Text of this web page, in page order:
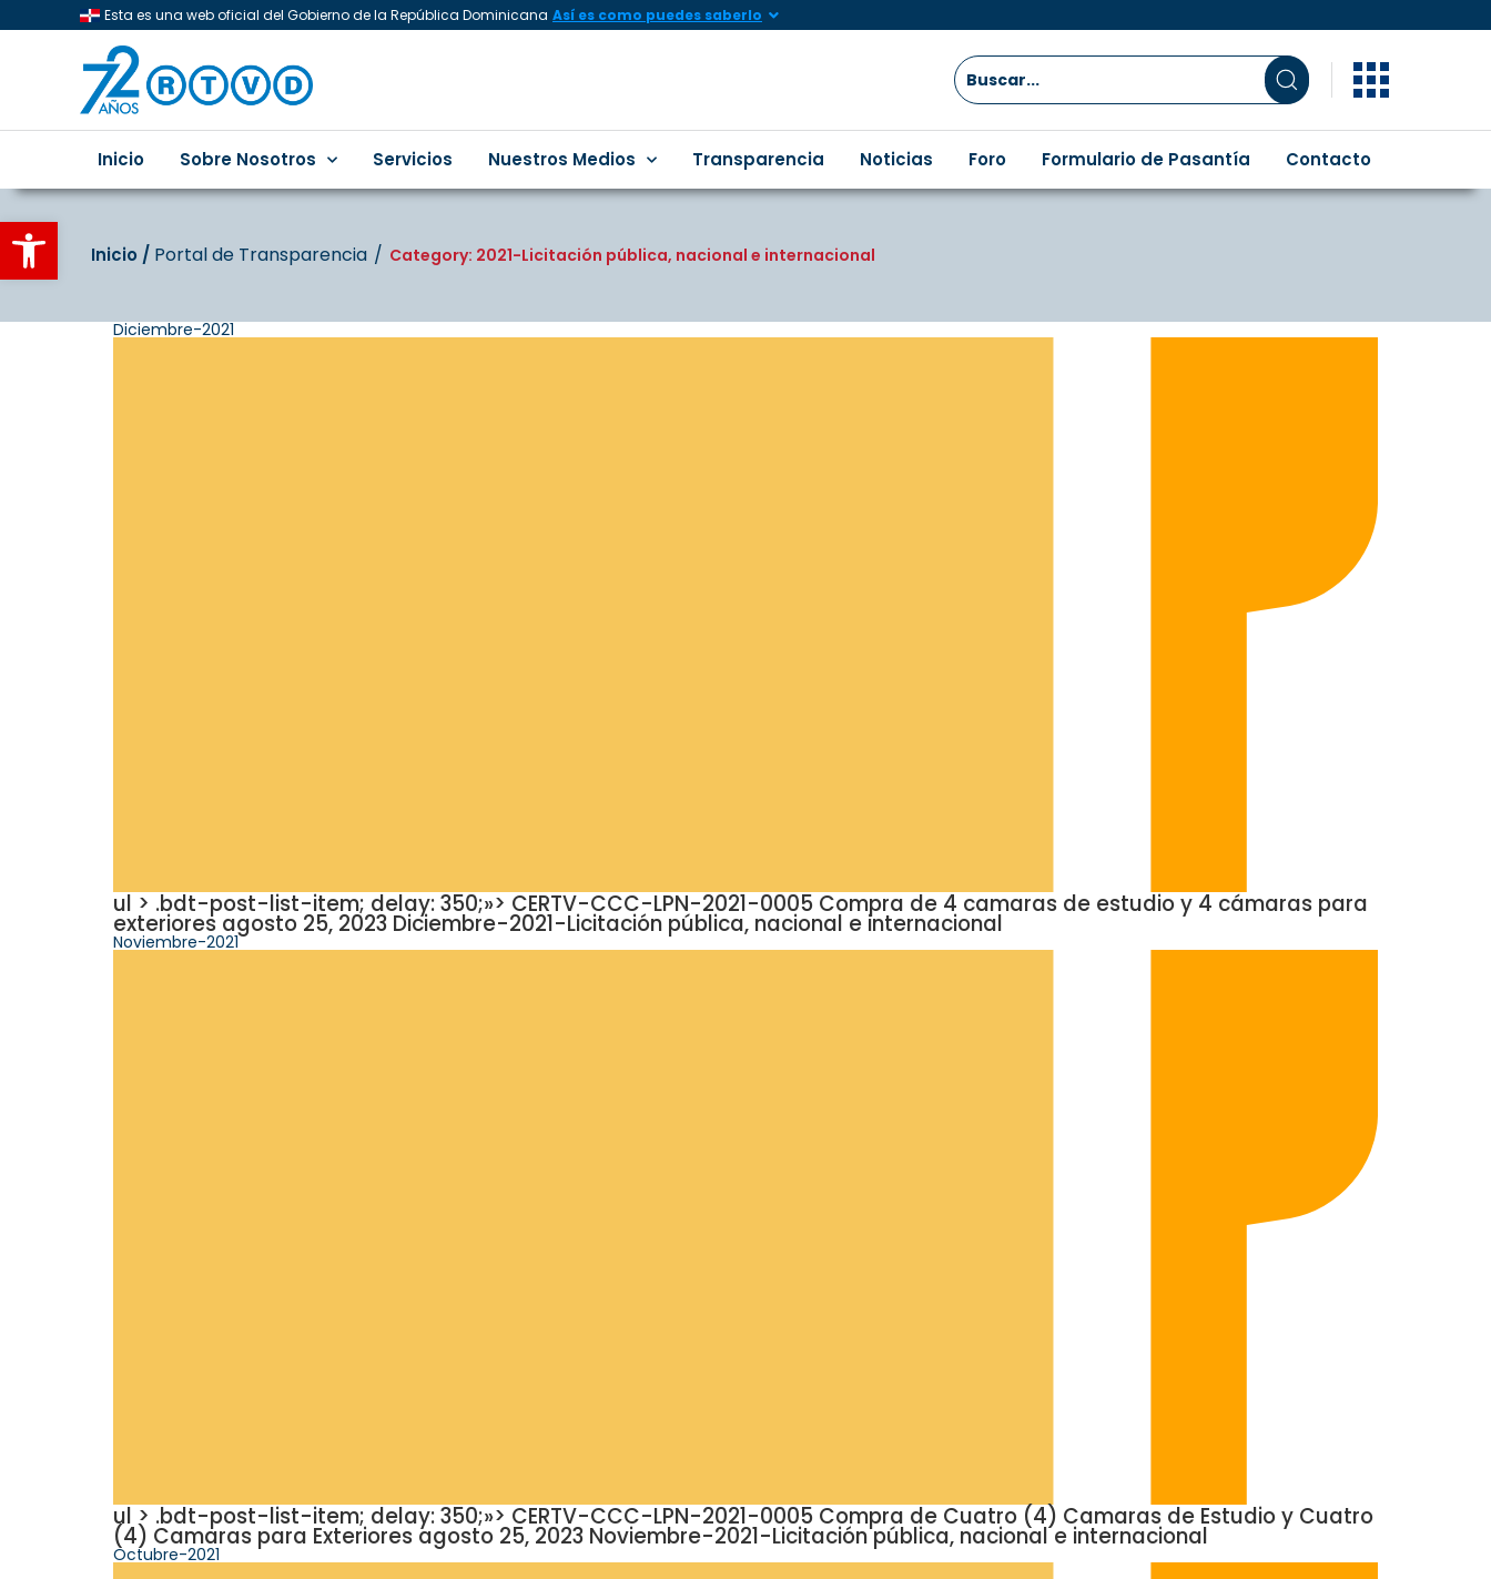
Abrir barra de herramientas
Esta es una web oficial del Gobierno de la República Dominicana Así es como puedes saberlo
Inicio Sobre Nosotros Servicios Nuestros Medios Transparencia Noticias Foro Formulario de Pasantía Contacto
Inicio‎‎ /‎ ‎ Portal de Transparencia Category: 2021-Licitación pública, nacional e internacional
Diciembre-2021
ul > .bdt-post-list-item; delay: 350;»> CERTV-CCC-LPN-2021-0005 Compra de 4 camaras de estudio y 4 cámaras para
exteriores agosto 25, 2023 Diciembre-2021-Licitación pública, nacional e internacional
Noviembre-2021
ul > .bdt-post-list-item; delay: 350;»> CERTV-CCC-LPN-2021-0005 Compra de Cuatro (4) Camaras de Estudio y Cuatro
(4) Camaras para Exteriores agosto 25, 2023 Noviembre-2021-Licitación pública, nacional e internacional
Octubre-2021